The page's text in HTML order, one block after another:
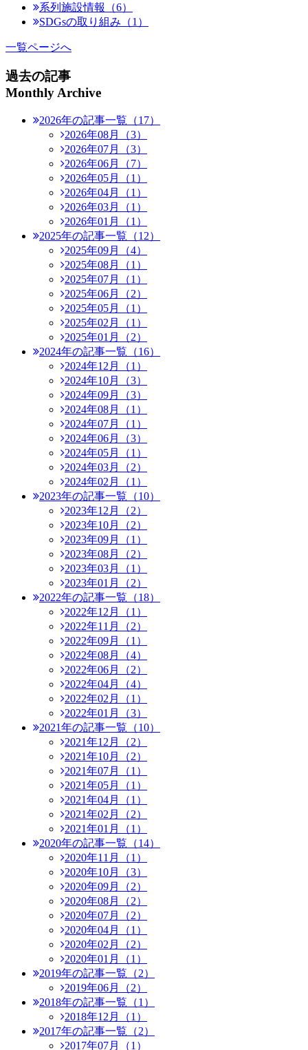
系列施設情報（6）
SDGsの取り組み（1）
一覧ページへ
過去の記事
Monthly Archive
2026年の記事一覧（17）
2026年08月（3）
2026年07月（3）
2026年06月（7）
2026年05月（1）
2026年04月（1）
2026年03月（1）
2026年01月（1）
2025年の記事一覧（12）
2025年09月（4）
2025年08月（1）
2025年07月（1）
2025年06月（2）
2025年05月（1）
2025年02月（1）
2025年01月（2）
2024年の記事一覧（16）
2024年12月（1）
2024年10月（3）
2024年09月（3）
2024年08月（1）
2024年07月（1）
2024年06月（3）
2024年05月（1）
2024年03月（2）
2024年02月（1）
2023年の記事一覧（10）
2023年12月（2）
2023年10月（2）
2023年09月（1）
2023年08月（2）
2023年03月（1）
2023年01月（2）
2022年の記事一覧（18）
2022年12月（1）
2022年11月（2）
2022年09月（1）
2022年08月（4）
2022年06月（2）
2022年04月（4）
2022年02月（1）
2022年01月（3）
2021年の記事一覧（10）
2021年12月（2）
2021年10月（2）
2021年07月（1）
2021年05月（1）
2021年04月（1）
2021年02月（2）
2021年01月（1）
2020年の記事一覧（14）
2020年11月（1）
2020年10月（3）
2020年09月（2）
2020年08月（2）
2020年07月（2）
2020年04月（1）
2020年02月（2）
2020年01月（1）
2019年の記事一覧（2）
2019年06月（2）
2018年の記事一覧（1）
2018年12月（1）
2017年の記事一覧（2）
2017年07月（1）